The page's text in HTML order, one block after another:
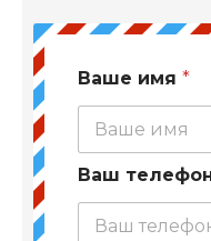
Ваше имя *
Ваш